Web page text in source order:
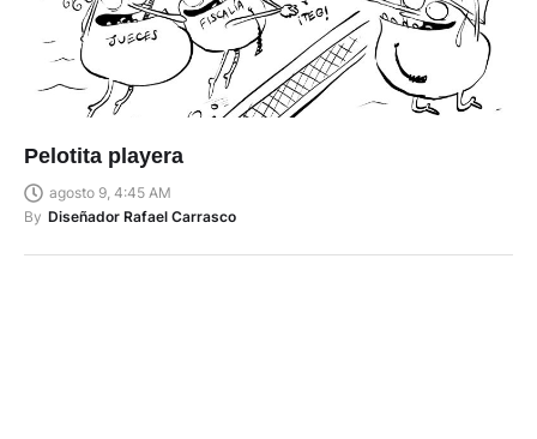
Pelotita playera
agosto 9, 4:45 AM
By Diseñador Rafael Carrasco